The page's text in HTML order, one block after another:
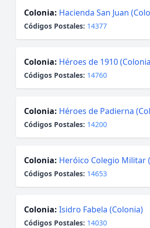
Colonia: Hacienda San Juan
Códigos Postales: 14377
Colonia: Héroes de 1910
Códigos Postales: 14760
Colonia: Héroes de Padierna
Códigos Postales: 14200
Colonia: Heróico Colegio Militar
Códigos Postales: 14653
Colonia: Isidro Fabela (Colonia)
Códigos Postales: 14030